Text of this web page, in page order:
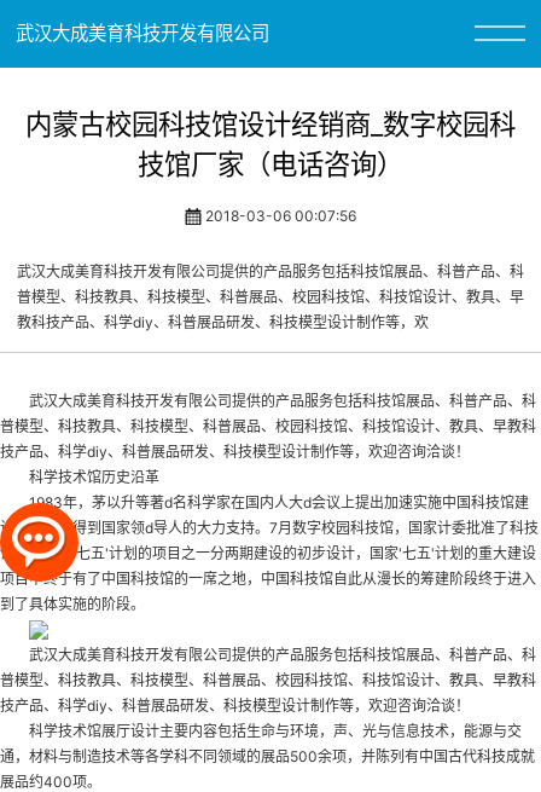
武汉大成美育科技开发有限公司
内蒙古校园科技馆设计经销商_数字校园科
技馆厂家（电话咨询）
2018-03-06 00:07:56
武汉大成美育科技开发有限公司提供的产品服务包括科技馆展品、科普产品、科
普模型、科技教具、科技模型、科普展品、校园科技馆、科技馆设计、教具、早
教科技产品、科学diy、科普展品研发、科技模型设计制作等，欢
武汉大成美育科技开发有限公司提供的产品服务包括科技馆展品、科普产品、科
普模型、科技教具、科技模型、科普展品、 校园科技馆、科技馆设计、教具、早教科
技产品、科学diy、科普展品研发、科技模型设计制作等，欢迎咨询洽谈！
科学技术馆历史沿革
1983年，茅以升等著d名科学家在国内人大d会议上提出加速实施中国科技馆建
设的提案，得到国家领d导人的大力支持。7月数字校园科技馆，国家计委批准了科技
馆作为国家'七五'计划的项目之一分两期建设的初步设计，国家'七五'计划的重大建设
项目中终于有了中国科技馆的一席之地，中国科技馆自此从漫长的筹建阶段终于进入
到了具体实施的阶段。
武汉大成美育科技开发有限公司提供的产品服务包括科技馆展品、科普产品、科
普模型、科技教具、科技模型、科普展品、校园科技馆、科技馆设计、教具、早教科
技产品、科学diy、科普展品研发、科技模型设计制作等，欢迎咨询洽谈！
科学技术馆展厅设计主要内容包括生命与环境，声、光与信息技术，能源与交
通，材料与制造技术等各学科不同领域的展品500余项，并陈列有中国古代科技成就
展品约400项。